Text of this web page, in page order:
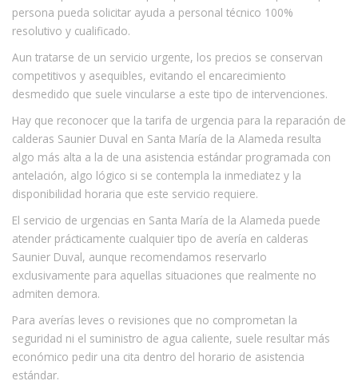
persona pueda solicitar ayuda a personal técnico 100%
resolutivo y cualificado.
Aun tratarse de un servicio urgente, los precios se conservan
competitivos y asequibles, evitando el encarecimiento
desmedido que suele vincularse a este tipo de intervenciones.
Hay que reconocer que la tarifa de urgencia para la reparación de
calderas Saunier Duval en Santa María de la Alameda resulta
algo más alta a la de una asistencia estándar programada con
antelación, algo lógico si se contempla la inmediatez y la
disponibilidad horaria que este servicio requiere.
El servicio de urgencias en Santa María de la Alameda puede
atender prácticamente cualquier tipo de avería en calderas
Saunier Duval, aunque recomendamos reservarlo
exclusivamente para aquellas situaciones que realmente no
admiten demora.
Para averías leves o revisiones que no comprometan la
seguridad ni el suministro de agua caliente, suele resultar más
económico pedir una cita dentro del horario de asistencia
estándar.